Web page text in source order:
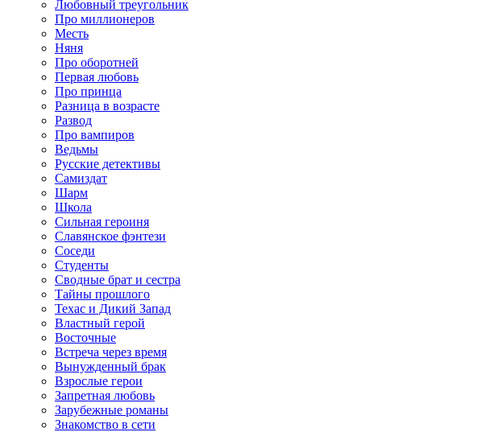
Любовный треугольник
Про миллионеров
Месть
Няня
Про оборотней
Первая любовь
Про принца
Разница в возрасте
Развод
Про вампиров
Ведьмы
Русские детективы
Самиздат
Шарм
Школа
Сильная героиня
Славянское фэнтези
Соседи
Студенты
Сводные брат и сестра
Тайны прошлого
Техас и Дикий Запад
Властный герой
Восточные
Встреча через время
Вынужденный брак
Взрослые герои
Запретная любовь
Зарубежные романы
Знакомство в сети